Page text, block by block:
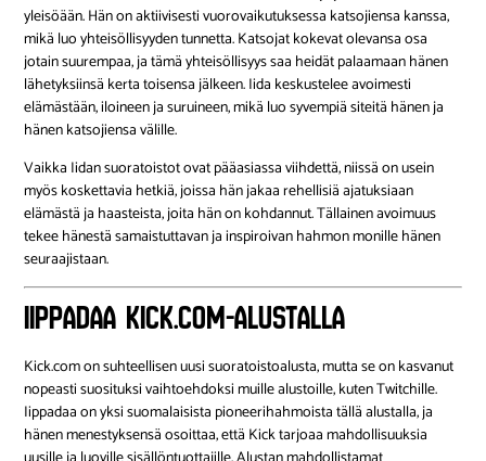
yleisöään. Hän on aktiivisesti vuorovaikutuksessa katsojiensa kanssa,
mikä luo yhteisöllisyyden tunnetta. Katsojat kokevat olevansa osa
jotain suurempaa, ja tämä yhteisöllisyys saa heidät palaamaan hänen
lähetyksiinsä kerta toisensa jälkeen. Iida keskustelee avoimesti
elämästään, iloineen ja suruineen, mikä luo syvempiä siteitä hänen ja
hänen katsojiensa välille.
Vaikka Iidan suoratoistot ovat pääasiassa viihdettä, niissä on usein
myös koskettavia hetkiä, joissa hän jakaa rehellisiä ajatuksiaan
elämästä ja haasteista, joita hän on kohdannut. Tällainen avoimuus
tekee hänestä samaistuttavan ja inspiroivan hahmon monille hänen
seuraajistaan.
Iippadaa Kick.com-Alustalla
Kick.com on suhteellisen uusi suoratoistoalusta, mutta se on kasvanut
nopeasti suosituksi vaihtoehdoksi muille alustoille, kuten Twitchille.
Iippadaa on yksi suomalaisista pioneerihahmoista tällä alustalla, ja
hänen menestyksensä osoittaa, että Kick tarjoaa mahdollisuuksia